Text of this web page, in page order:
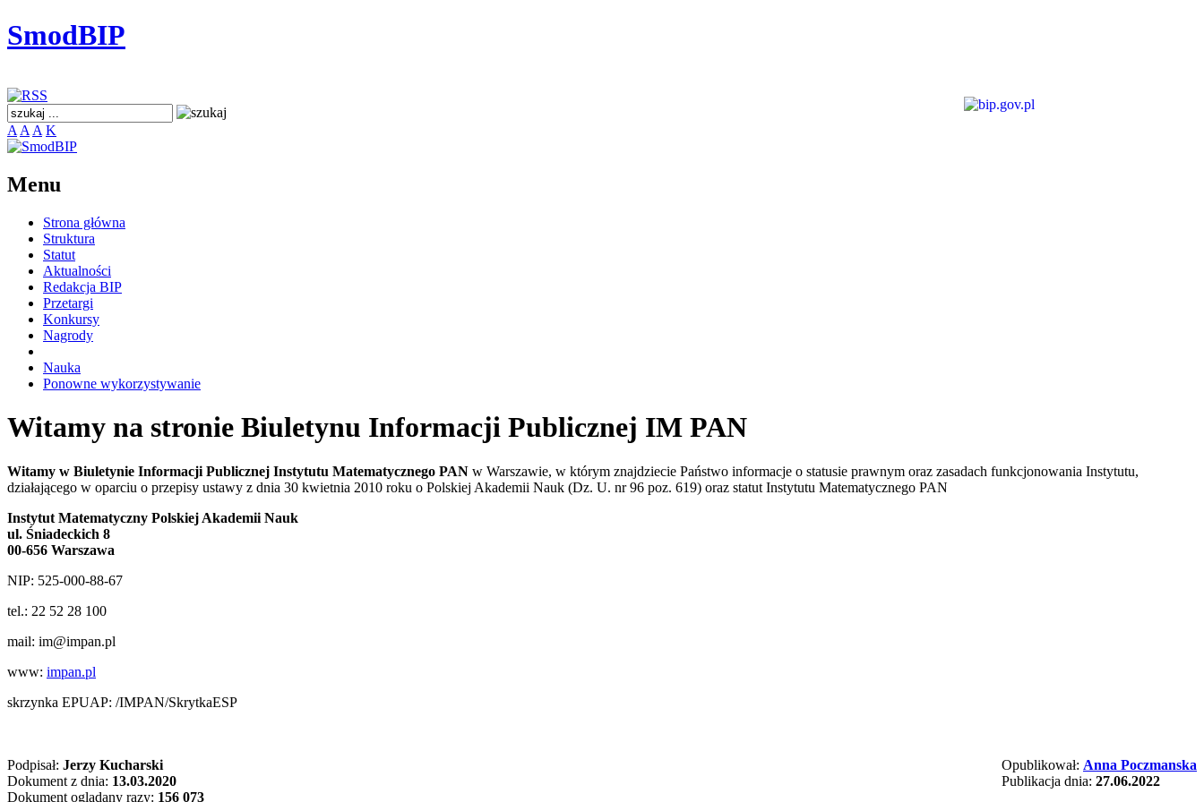
SmodBIP
A A A K
Menu
Strona główna
Struktura
Statut
Aktualności
Redakcja BIP
Przetargi
Konkursy
Nagrody
Nauka
Ponowne wykorzystywanie
Witamy na stronie Biuletynu Informacji Publicznej IM PAN
Witamy w Biuletynie Informacji Publicznej Instytutu Matematycznego PAN w Warszawie, w którym znajdziecie Państwo informacje o statusie prawnym oraz zasadach funkcjonowania Instytutu,
działającego w oparciu o przepisy ustawy z dnia 30 kwietnia 2010 roku o Polskiej Akademii Nauk (Dz. U. nr 96 poz. 619) oraz statut Instytutu Matematycznego PAN
Instytut Matematyczny Polskiej Akademii Nauk
ul. Śniadeckich 8
00-656 Warszawa
NIP: 525-000-88-67
tel.: 22 52 28 100
mail: im@impan.pl
www: impan.pl
skrzynka EPUAP: /IMPAN/SkrytkaESP
Opublikował: Anna Poczmanska
Publikacja dnia: 27.06.2022
Podpisał: Jerzy Kucharski
Dokument z dnia: 13.03.2020
Dokument oglądany razy: 156 073